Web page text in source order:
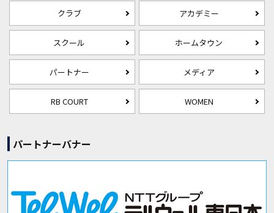
クラブ アカデミー
スクール ホームタウン
パートナー メディア
RB COURT WOMEN
パートナーバナー